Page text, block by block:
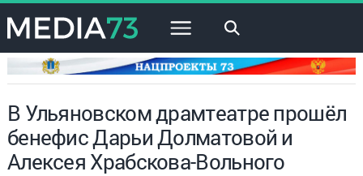
×
В Ульяновском драмтеатре прошёл
бенефис Дарьи Долматовой и
Алексея Храбскова-Вольного